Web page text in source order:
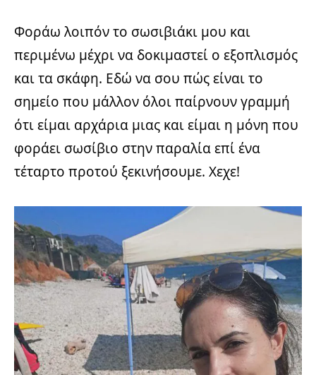
Φοράω λοιπόν το σωσιβιάκι μου και
περιμένω μέχρι να δοκιμαστεί ο εξοπλισμός
και τα σκάφη. Εδώ να σου πώς είναι το
σημείο που μάλλον όλοι παίρνουν γραμμή
ότι είμαι αρχάρια μιας και είμαι η μόνη που
φοράει σωσίβιο στην παραλία επί ένα
τέταρτο προτού ξεκινήσουμε. Χεχε!